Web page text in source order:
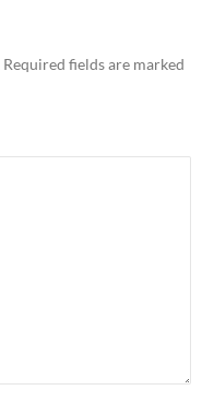
Required fields are marked